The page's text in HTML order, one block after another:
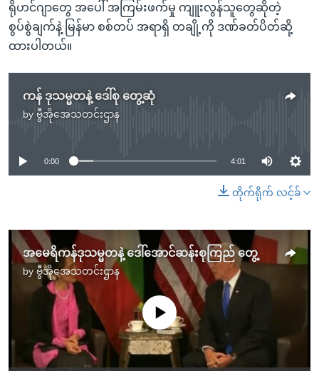
ရိုဟင်ဂျာတွေ အပေါ် အကြမ်းဖက်မှု ကျူးလွန်သူတွေဆိုတဲ့
စွပ်စွဲချက်နဲ့ မြန်မာ စစ်တပ် အရာရှိ တချို့ကို ဒဏ်ခတ်ပိတ်ဆို့
ထားပါတယ်။
ကန် ဒုသမ္မတနဲ့ ဒေါ်စု တွေ့ဆုံ
by ဗွီအိုအေသတင်းဌာန
No media source currently available
0:00 4:01
တိုက်ရိုက် လင့်ခ်
အမေရိကန်ဒုသမ္မတနဲ့ ဒေါ်အောင်ဆန်းစုကြည် တွေ့
by ဗွီအိုအေသတင်းဌာန
No media source currently available